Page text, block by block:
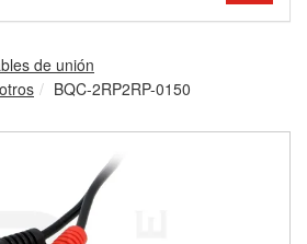
de unión
BQC-2RP2RP-0150